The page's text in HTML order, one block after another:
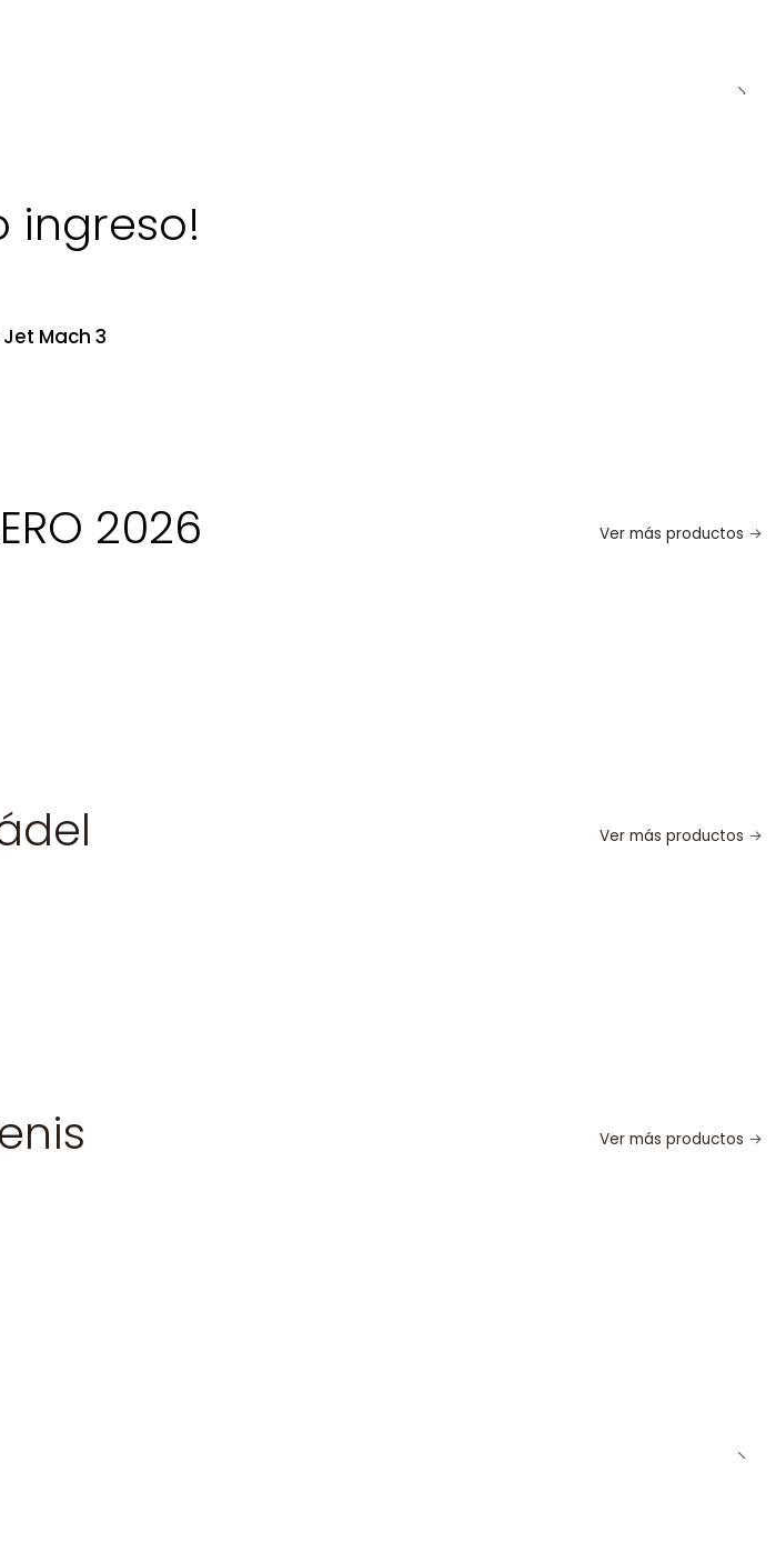
ingreso!
Mach 3
2026 Ver más productos
Ver más productos
Ver más productos